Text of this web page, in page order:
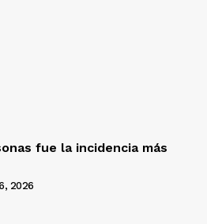
fue la incidencia más
2026